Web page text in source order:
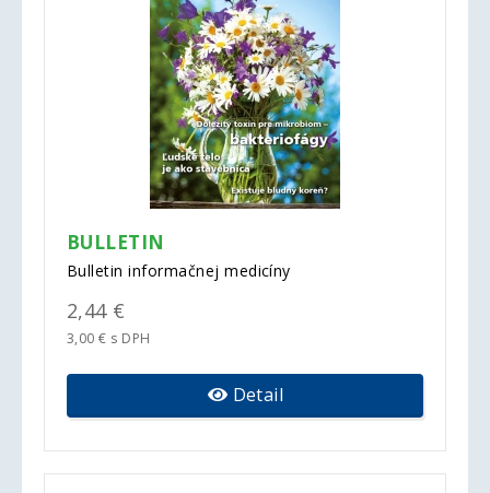
BULLETIN
Bulletin informačnej medicíny
2,44 €
3,00 € s DPH
Detail